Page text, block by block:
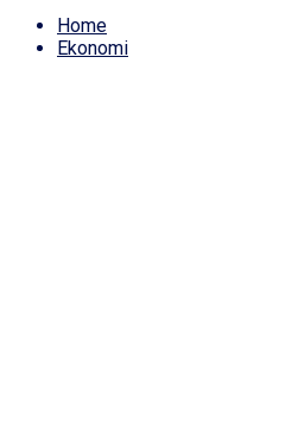
Home
Ekonomi